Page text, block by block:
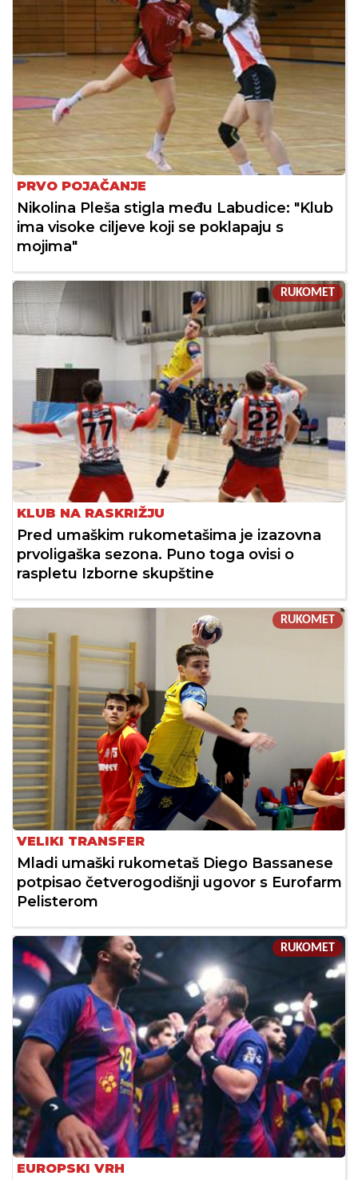
PRVO POJAČANJE
Nikolina Pleša stigla među Labudice: "Klub
ima visoke ciljeve koji se poklapaju s
mojima"
RUKOMET
KLUB NA RASKRIŽJU
Pred umaškim rukometašima je izazovna
prvoligaška sezona. Puno toga ovisi o
raspletu Izborne skupštine
RUKOMET
VELIKI TRANSFER
Mladi umaški rukometaš Diego Bassanese
potpisao četverogodišnji ugovor s Eurofarm
Pelisterom
RUKOMET
EUROPSKI VRH